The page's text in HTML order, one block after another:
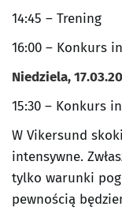
14:45 – Trening
16:00 – Konkurs
Niedziela,
15:30 – Konkurs
W Vikersund
intensywne.
tylko warunki
pewnością